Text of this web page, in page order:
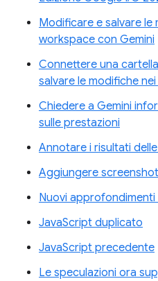
Modificare e salvare le
workspace con Gemini
Connettere una
salvare le modifiche
Chiedere a Gemini
sulle prestazioni
Annotare i risultati
Aggiungere
Nuovi
JavaScript duplicato
JavaScript precedente
Le speculazioni ora